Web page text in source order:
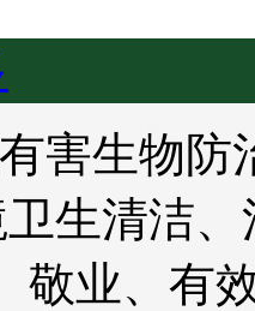
生物防
生清洁
敬业、有